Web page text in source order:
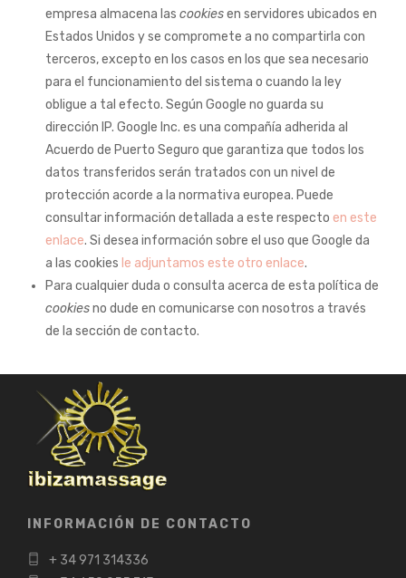
empresa almacena las cookiesen servidores ubicados en
Estados Unidos y se compromete a no compartirla con
terceros, excepto en los casos en los que sea necesario
para el funcionamiento del sistema o cuando la ley
obligue a tal efecto. Según Google no guarda su
dirección IP. Google Inc. es una compañía adherida al
Acuerdo de Puerto Seguro que garantiza que todos los
datos transferidos serán tratados con un nivel de
protección acorde a la normativa europea. Puede
consultar información detallada a este respecto en este
enlace. Si desea información sobre el uso que Google da
a las cookies le adjuntamos este otro enlace.
Para cualquier duda o consulta acerca de esta política de
cookiesno dude en comunicarse con nosotros a través
de la sección de contacto.
INFORMACIÓN DE CONTACTO
+ 34 971 314336